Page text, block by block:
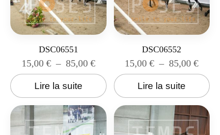
DSC06551
15,00 € – 85,00 €
Lire la suite
DSC06552
15,00€ – 85,00€
Lire la suite